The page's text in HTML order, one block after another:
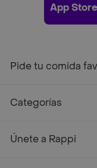
App Store
Pide tu comida
Categorías
Únete a Rappi